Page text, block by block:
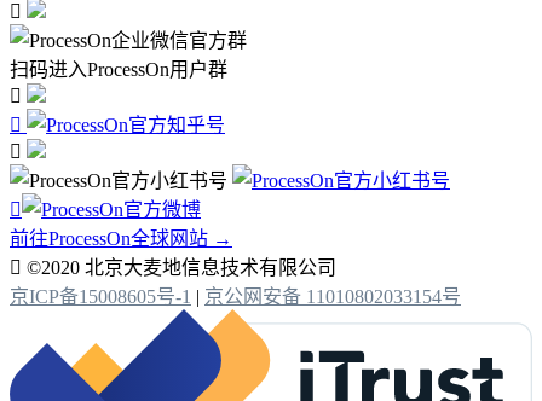

扫码进入ProcessOn用户群




前往ProcessOn全球网站 →
 ©2020 北京大麦地信息技术有限公司
京ICP备15008605号-1 | 京公网安备 11010802033154号